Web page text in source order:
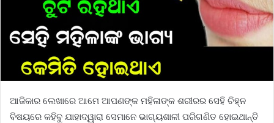
ଆଜିକାର ଲେଖାରେ ଆମେ ଆପଣଙ୍କ ମହିଳାଙ୍କ ଶରୀରର ସେହି ଚିହ୍ନ
ବିଷୟରେ କହିବୁ ଯାହାଦ୍ୱାରା ସେମାନେ ଭାଗ୍ୟଶାଳୀ ପରିଗଣିତ ହୋଇଥାନ୍ତି